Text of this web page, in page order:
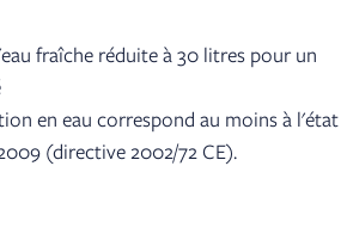
fraîche réduite à 30 litres pour un
en eau correspond au moins à l'état
(directive 2002/72 CE).